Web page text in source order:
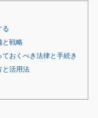
る
と戦略
おくべき法律と手続き
と活用法